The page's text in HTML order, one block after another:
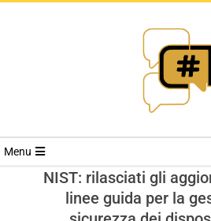
Menu
NIST: rilasciati gli
linee guida per la